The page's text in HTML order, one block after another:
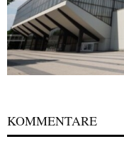
KOMMENTARE